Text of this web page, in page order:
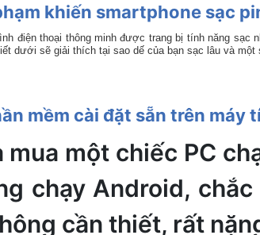
khiến smartphone sạc
điện thoại thông minh được trang bị tính năng sạc
dưới sẽ giải thích tại sao dế của bạn sạc lâu và
mềm cài đặt sẵn trên máy
mua một chiếc PC
chạy Android,
cần thiết, rất